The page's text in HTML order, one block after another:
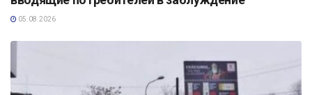
05.08.2026